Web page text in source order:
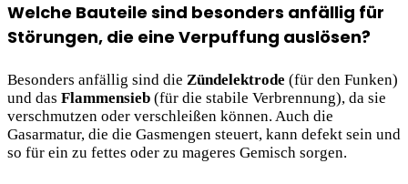
Welche Bauteile sind besonders anfällig für
Störungen, die eine Verpuffung auslösen?
Besonders anfällig sind die Zündelektrode (für den Funken)
und das Flammensieb (für die stabile Verbrennung), da sie
verschmutzen oder verschleißen können. Auch die
Gasarmatur, die die Gasmengen steuert, kann defekt sein und
so für ein zu fettes oder zu mageres Gemisch sorgen.